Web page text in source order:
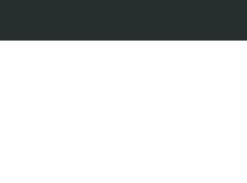
Казахстанец
Жапарову